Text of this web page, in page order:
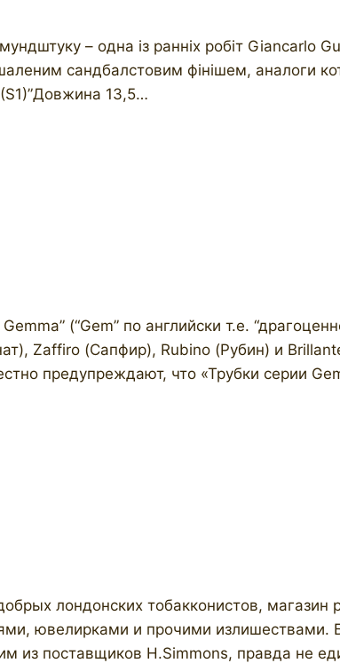
– одна із ранніх робіт Giancarlo
сандбалстовим фінішем, аналоги
(S1)”Довжина 13,5…
(“Gem” по английски т.е.
Zaffiro (Сапфир), Rubino (Рубин) и
предупреждают, что «Трубки серии
лондонских тобакконистов, магазин
ювелирками и прочими
из поставщиков H.Simmons, правда не